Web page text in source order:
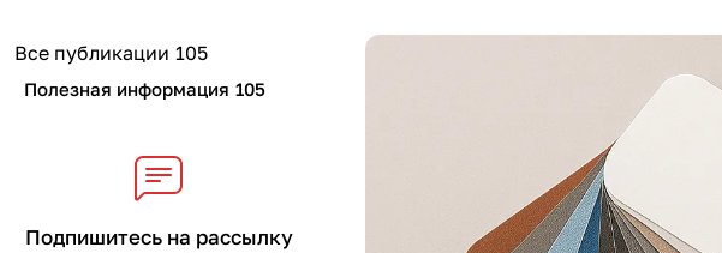
Все публикации 105
Полезная информация 105
Подпишитесь на рассылку